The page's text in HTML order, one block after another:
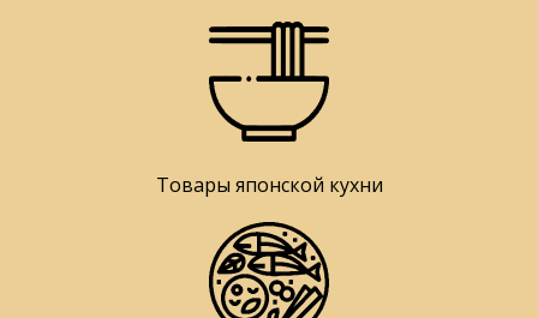
Товары японской кухни